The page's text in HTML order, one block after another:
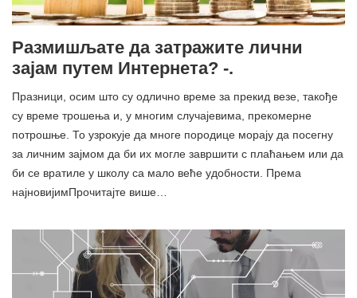
Размишљате да затражите лични
зајам путем Интернета? -.
Празници, осим што су одлично време за прекид везе, такође
су време трошења и, у многим случајевима, прекомерне
потрошње. То узрокује да многе породице морају да посегну
за личним зајмом да би их могле завршити с плаћањем или да
би се вратиле у школу са мало веће удобности. Према
најновијимПрочитајте више…